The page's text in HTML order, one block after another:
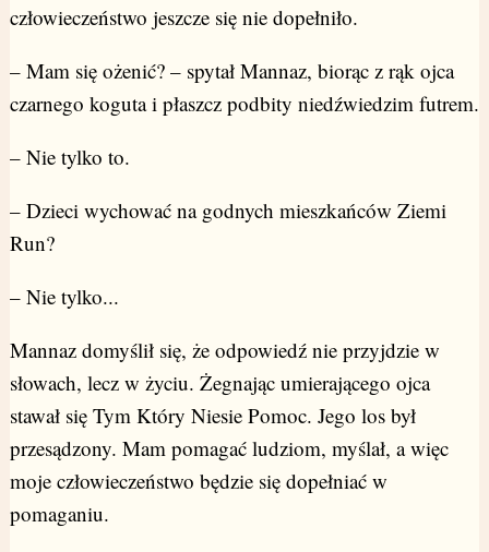
człowieczeństwo jeszcze się nie dopełniło.
– Mam się ożenić? – spytał Mannaz, biorąc z rąk ojca
czarnego koguta i płaszcz podbity niedźwiedzim futrem.
– Nie tylko to.
– Dzieci wychować na godnych mieszkańców Ziemi
Run?
– Nie tylko...
Mannaz domyślił się, że odpowiedź nie przyjdzie w
słowach, lecz w życiu. Żegnając umierającego ojca
stawał się Tym Który Niesie Pomoc. Jego los był
przesądzony. Mam pomagać ludziom, myślał, a więc
moje człowieczeństwo będzie się dopełniać w
pomaganiu.